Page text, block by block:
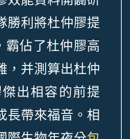
勝利將杜仲膠提
霸佔了杜仲膠高
，并測算出杜仲
出相容的前提
長帶來福音。相